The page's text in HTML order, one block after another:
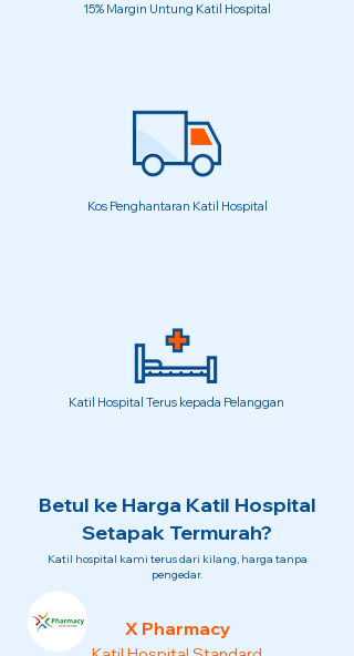
15% Margin Untung Katil Hospital
Kos Penghantaran Katil Hospital
Katil Hospital Terus kepada Pelanggan
Betul ke Harga Katil Hospital
Setapak Termurah?
Katil hospital kami terus dari kilang, harga tanpa
pengedar.
X Pharmacy